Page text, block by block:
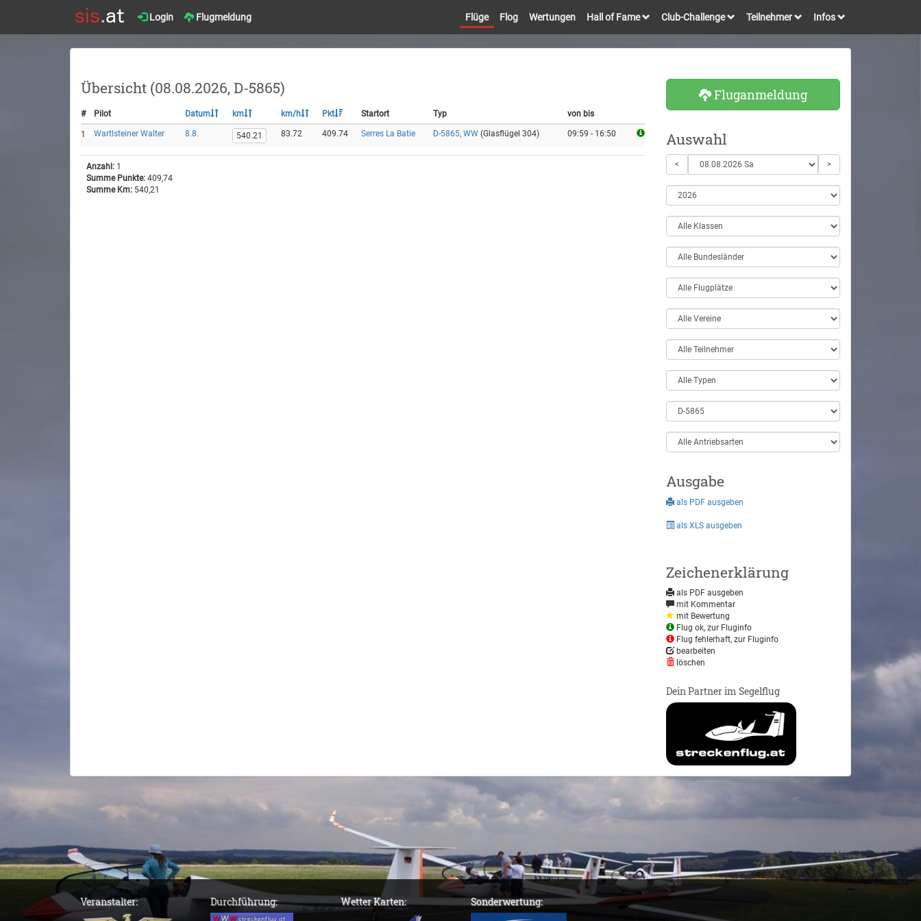
Login Flugmeldung Flüge Flog Wertungen Hall of Fame Club-Challenge Teilnehmer Infos
Fluganmeldung
Auswahl
< >
Ausgabe
als PDF ausgeben
als XLS ausgeben
Zeichenerklärung
als PDF ausgeben
mit Kommentar
mit Bewertung
Flug ok, zur Fluginfo
Flug fehlerhaft, zur Fluginfo
bearbeiten
löschen
Dein Partner im Segelflug
Übersicht (08.08.2026, D-5865)
# Pilot Datum km km/h Pkt Startort Typ von bis
1 Wartlsteiner Walter 8.8. 540.21 83.72 409.74 Serres La Batie D-5865, WW (Glasflügel 304) 09:59 - 16:50
Anzahl: 1
Summe Punkte: 409,74
Summe Km: 540,21
Veranstalter: Durchführung: Wetter Karten: Sonderwertung: